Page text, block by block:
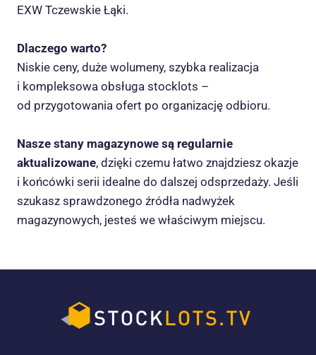
EXW Tczewskie Łąki.
Dlaczego warto?
Niskie ceny, duże wolumeny, szybka realizacja
i kompleksowa obsługa stocklots –
od przygotowania ofert po organizację odbioru.
Nasze stany magazynowe są regularnie
aktualizowane, dzięki czemu łatwo znajdziesz okazje
i końcówki serii idealne do dalszej odsprzedaży. Jeśli
szukasz sprawdzonego źródła nadwyżek
magazynowych, jesteś we właściwym miejscu.